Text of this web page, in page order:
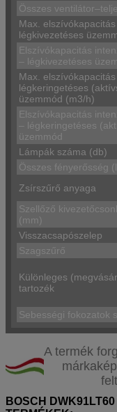
Összes
Max.
légkivezetéses
Elszívókapacitás
– légkivezetéses
Max.
légkeringetéses
üzemmód (m3/h)
Elszívókapacitás
– légkeringetéses
üzemmód
Lámpák száma (db)
Összes fényerősség
Zsírszűrő anyaga
Szellőző
(mm)
Visszacsapószelep
Szagszűrő
Különleges
tartozék
Sebességi fokozatok
A termék
BOSCH